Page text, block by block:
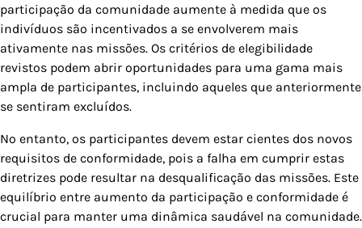
participação da comunidade aumente à medida que os
indivíduos são incentivados a se envolverem mais
ativamente nas missões. Os critérios de elegibilidade
revistos podem abrir oportunidades para uma gama mais
ampla de participantes, incluindo aqueles que anteriormente
se sentiram excluídos.
No entanto, os participantes devem estar cientes dos novos
requisitos de conformidade, pois a falha em cumprir estas
diretrizes pode resultar na desqualificação das missões. Este
equilíbrio entre aumento da participação e conformidade é
crucial para manter uma dinâmica saudável na comunidade.